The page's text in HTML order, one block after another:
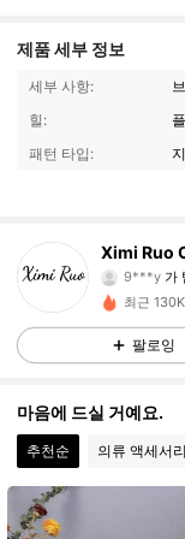
제품 세부 정보
세부 사항:
힐:
패턴 타입:
Ximi Ruo
9***y가
4.83
4.83 1.3K
4.83 1.3K
최근
팔로잉
마음에 드실 거예요.
추천순 의류 액세서리